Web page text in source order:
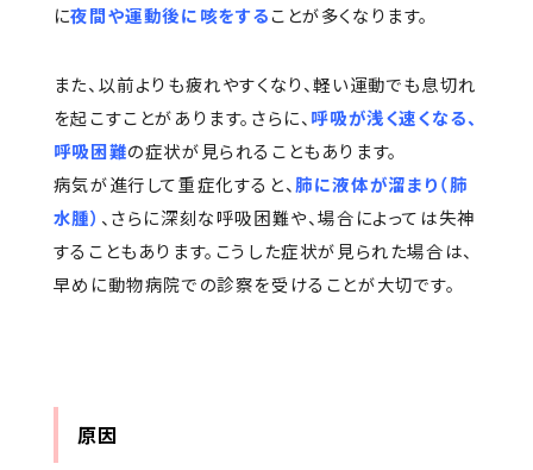
に夜間や運動後に咳をすることが多くなります。
また、以前よりも疲れやすくなり、軽い運動でも息切れ
を起こすことがあります。さらに、 呼吸が浅く速くなる、
呼吸困難の症状が見られることもあります。
病気が進行して重症化すると、 肺に液体が溜まり（肺
水腫） 、さらに深刻な呼吸困難や、場合によっては失神
することもあります。こうした症状が見られた場合は、
早めに動物病院での診察を受けることが大切です。
原因